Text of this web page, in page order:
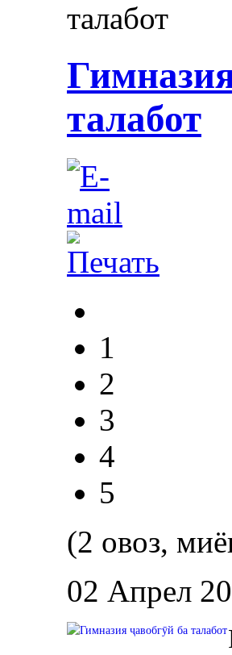
талабот
талабот
1
2
3
4
5
(2 овоз,
02 Апрел